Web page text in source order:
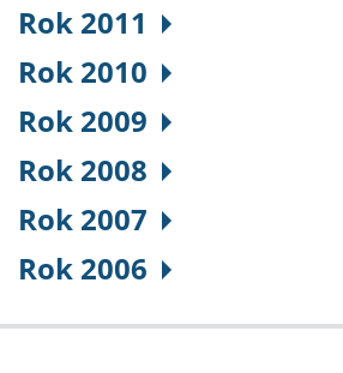
Rok 2011
Rok 2010
Rok 2009
Rok 2008
Rok 2007
Rok 2006